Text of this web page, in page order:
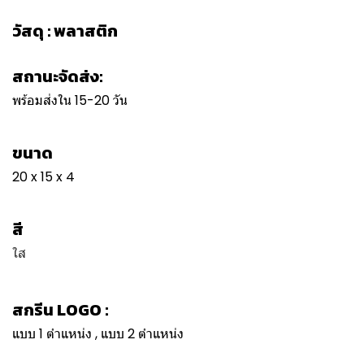
วัสดุ : พลาสติก
สถานะจัดส่ง:
พร้อมส่งใน 15-20 วัน
ขนาด
20 x 15 x 4
สี
ใส
สกรีน LOGO :
แบบ 1 ตำแหน่ง , แบบ 2 ตำแหน่ง